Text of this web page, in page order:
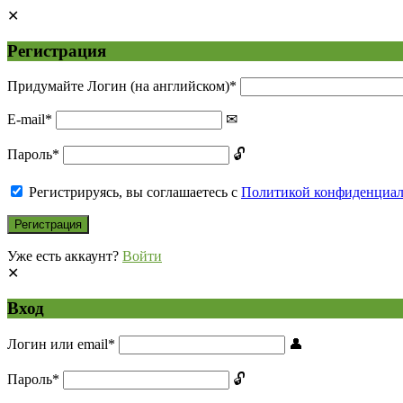
Регистрация
Придумайте Логин (на английском)*
E-mail*
Пароль*
Регистрируясь, вы соглашаетесь с Политикой
Уже есть аккаунт? Войти
Вход
Логин или email*
Пароль*